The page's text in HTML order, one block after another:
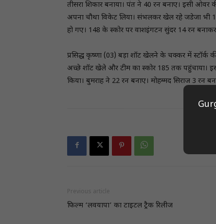
तीसरा शिकार बनाया। पंत ने 40 रन बनाए। इसी
अपना चौथा विकेट लिया। संभलकर खेल रहे जडेजा भी
हो गए। 148 के स्कोर पर वाशइंगटन सुंदर 14 रन
प्रसिद्ध कृष्णा (03) बड़ा शॉट खेलने के चक्कर में
अच्छे शॉट खेले और टीम का स्कोर 185 तक पहुंचाया।
किया। बुमराह ने 22 रन बनाए। मोहम्मद सिराज 3 रन
Previous article
फिल्म ‘लवयापा’ का टाइटल ट्रैक रिलीज